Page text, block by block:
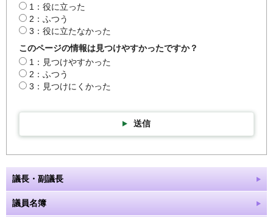
1：役に立った
2：ふつう
3：役に立たなかった
このページの情報は見つけやすかったですか？
1：見つけやすかった
2：ふつう
3：見つけにくかった
送信
議長・副議長
議員名簿